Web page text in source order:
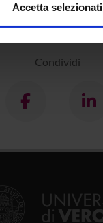
Accetta selezionati
Condividi